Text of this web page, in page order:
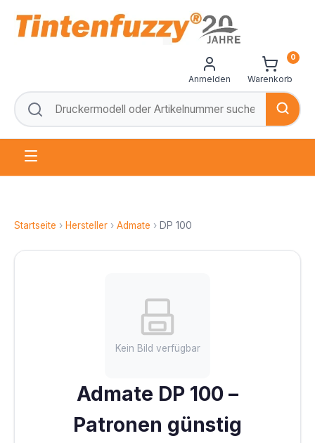
Anmelden Warenkorb
0
Startseite › Hersteller › Admate › DP 100
Kein Bild verfügbar
Admate DP 100 –
Patronen günstig